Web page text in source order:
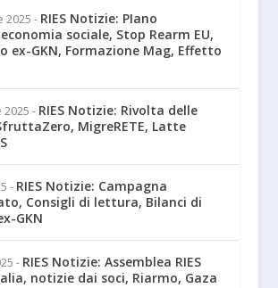
2025 - RIES Notizie: PIano
sociale, Stop Rearm EU,
ex-GKN, Formazione Mag, Effetto
2025 - RIES Notizie: Rivolta delle
MigreRETE, Latte
- RIES Notizie: Campagna
Consigli di lettura, Bilanci di
GKN
- RIES Notizie: Assemblea RIES
notizie dai soci, Riarmo, Gaza